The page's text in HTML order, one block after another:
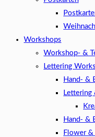
Workshops
Workshop- &
Lettering
Hand- &
Lettering
Hand- &
Flower